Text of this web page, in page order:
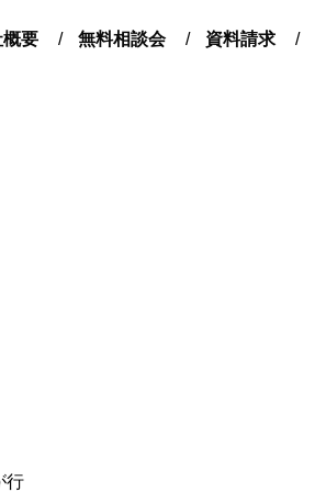
要 無料相談会 資料請求
行